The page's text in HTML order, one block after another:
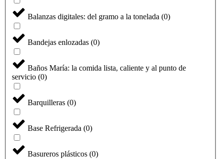
Balanzas digitales: del gramo a la tonelada (0)
Bandejas enlozadas (0)
Baños María: la comida lista, caliente y al punto de
servicio (0)
Barquilleras (0)
Base Refrigerada (0)
Basureros plásticos (0)